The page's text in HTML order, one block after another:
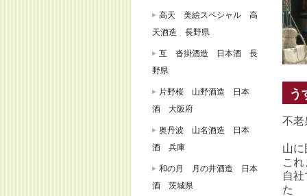
う
不
山
こ
自
た
高天 美絵スペシャル 高
天酒造 長野県
互 沓掛酒造 日本酒 長
野県
片野桜 山野酒造 日本
酒 大阪府
奥丹波 山名酒造 日本
酒 兵庫
和の月 月の井酒造 日本
酒 茨城県